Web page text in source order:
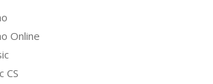
Online
CS